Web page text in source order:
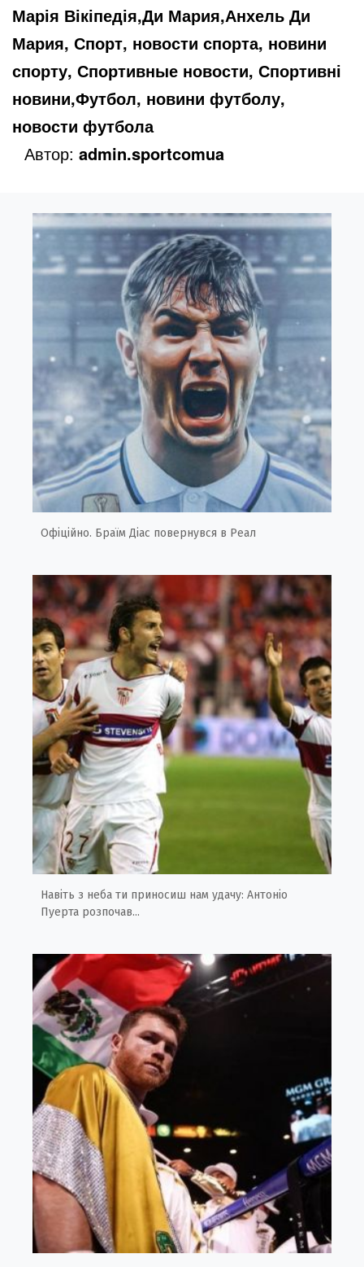
Марія Вікіпедія,Ди Мария,Анхель Ди
Мария, Спорт, новости спорта, новини
спорту, Спортивные новости, Спортивні
новини,Футбол, новини футболу,
новости футбола
Автор: admin.sportcomua
Офіційно. Браїм Діас повернувся в Реал
Навіть з неба ти приносиш нам удачу: Антоніо
Пуерта розпочав...